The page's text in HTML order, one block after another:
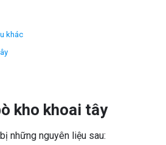
khác
kho khoai tây
những nguyên liệu sau: